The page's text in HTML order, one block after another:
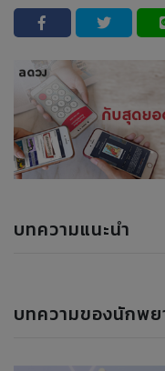
บทความแนะนำ
บทความของนักพ